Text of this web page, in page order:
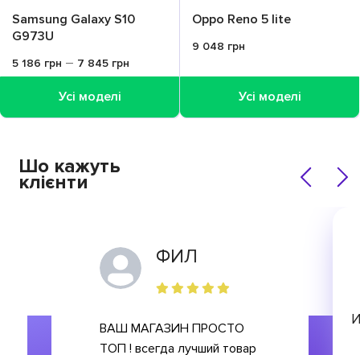
Samsung Galaxy S10
G973U
5 186 грн – 7 845 грн
Усі моделі
Oppo Reno 5 lite
9 048 грн
Усі моделі
Шо кажуть
клієнти
ФИЛ
ВАШ МАГАЗИН ПРОСТО
ТОП ! всегда лучший товар